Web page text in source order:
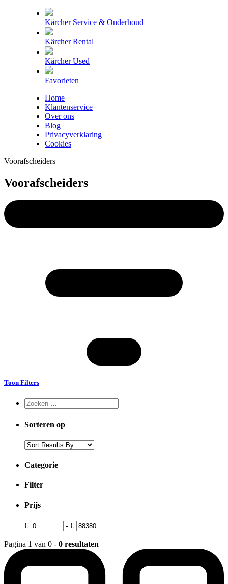
Kärcher Service & Onderhoud
Kärcher Rental
Kärcher Used
Favorieten
Home
Klantenservice
Over ons
Blog
Privacyverklaring
Cookies
Voorafscheiders
Voorafscheiders
Toon Filters
Sorteren op
Categorie
Filter
Prijs
€ - €
Pagina 1 van 0 - 0 resultaten